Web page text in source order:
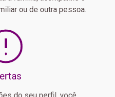
ou de outra pessoa.